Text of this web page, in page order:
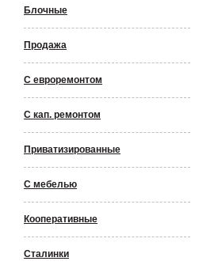
Блочные
Продажа
С евроремонтом
С кап. ремонтом
Приватизированные
С мебелью
Кооперативные
Сталинки